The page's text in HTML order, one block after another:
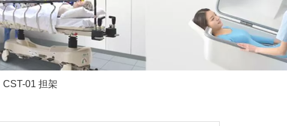
CST-01 担架